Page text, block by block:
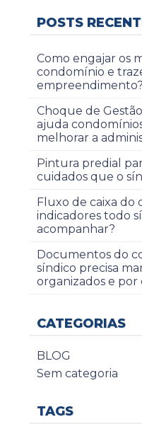
POSTS
Como engajar os
condomínio e
empreendimento?
Choque de
ajuda
melhorar a
Pintura predial
cuidados que o
Fluxo de caixa do
indicadores todo
acompanhar?
Documentos do
síndico precisa
organizados e por
CATEGORIAS
BLOG
Sem categoria
TAGS